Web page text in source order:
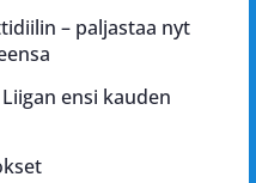
– paljastaa nyt
ensi kauden